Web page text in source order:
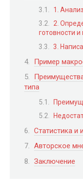
1.
2.
готовности и
3.
Пример
типа
Статистика и
Авторское
Заключение